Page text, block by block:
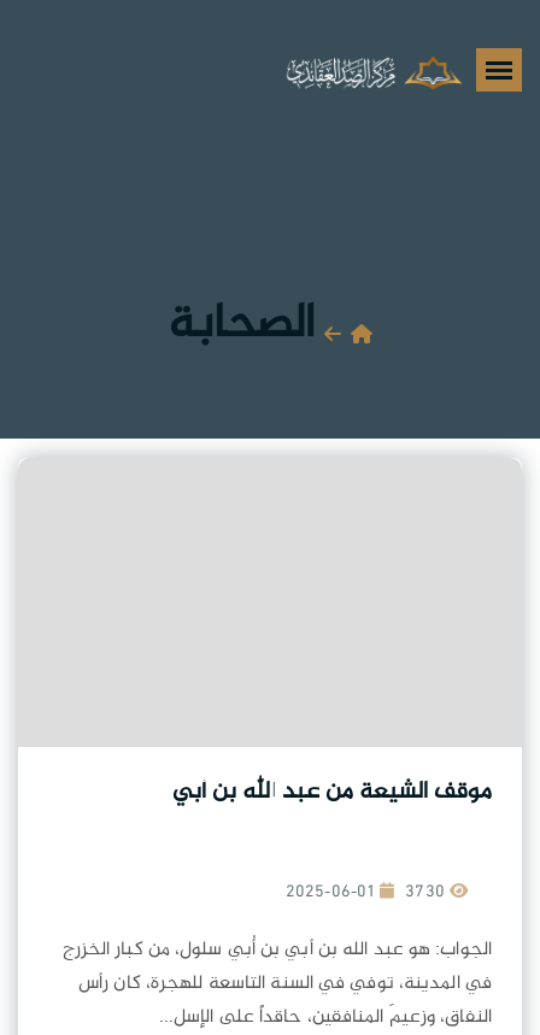
الصحابة
موقف الشيعة من عبد الله بن أبي
2025-06-01
الجواب: هو عبد الله بن أبي بن أُبي سلول، من كبار الخزرج
في المدينة، توفي في السنة التاسعة للهجرة، كان رأس
النفاق، وزعيمَ المنافقين، حاقداً على الإسل...